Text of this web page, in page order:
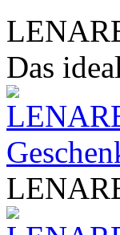
LENA
Das
LENA